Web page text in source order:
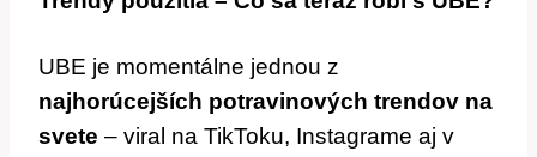
UBE je momentálne jednou z
najhorúcejších potravinových trendov na
svete – viral na TikToku, Instagrame aj v